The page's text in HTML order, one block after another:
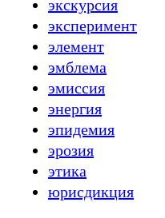
экскурсия
эксперимент
элемент
эмблема
эмиссия
энергия
эпидемия
эрозия
этика
юрисдикция